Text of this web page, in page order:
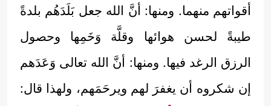
أقواتهم منهما. ومنها: أنَّ الله جعل بَلَدَهُم بلدةً
طيبةً لحسن هوائها وقلَّة وَخَمِها وحصول
الرزق الرغد فيها. ومنها: أنَّ الله تعالى وَعَدَهم
إن شكروه أن يغفرَ لهم ويرحَمَهم، ولهذا قال: